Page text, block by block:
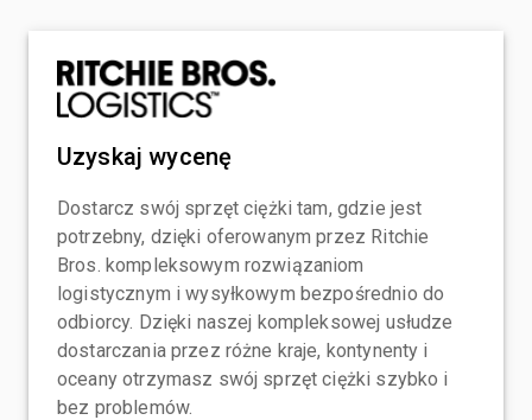
Uzyskaj wycenę
Dostarcz swój sprzęt ciężki tam, gdzie jest
potrzebny, dzięki oferowanym przez Ritchie
Bros. kompleksowym rozwiązaniom
logistycznym i wysyłkowym bezpośrednio do
odbiorcy. Dzięki naszej kompleksowej usłudze
dostarczania przez różne kraje, kontynenty i
oceany otrzymasz swój sprzęt ciężki szybko i
bez problemów.